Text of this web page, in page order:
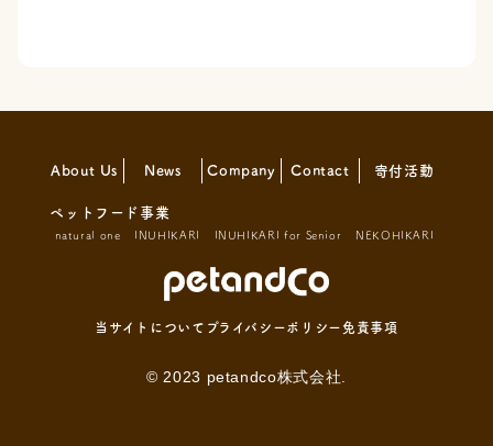
About Us News Company Contact 寄付活動
ペットフード事業
natural one INUHIKARI INUHIKARI for Senior NEKOHIKARI
当サイトについて プライバシーポリシー 免責事項
© 2023 petandco株式会社.